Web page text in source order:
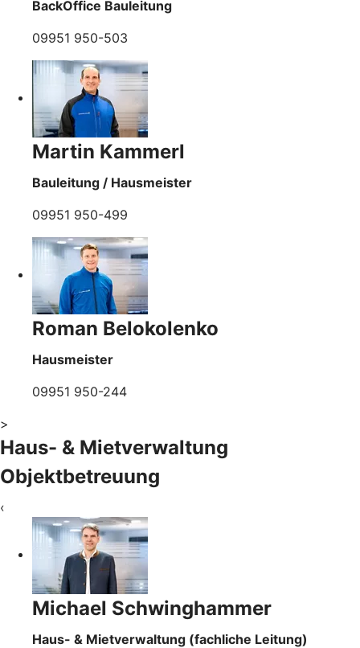
BackOffice Bauleitung
09951 950-503
Martin Kammerl
Bauleitung / Hausmeister
09951 950-499
Roman Belokolenko
Hausmeister
09951 950-244
>
Haus- & Mietverwaltung
Objektbetreuung
‹
Michael Schwinghammer
Haus- & Mietverwaltung (fachliche Leitung)